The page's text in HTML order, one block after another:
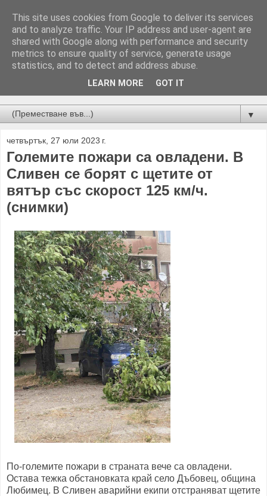
Новини от Бургас, страната и света!
▼
четвъртък, 27 юли 2023 г.
Големите пожари са овладени. В
Сливен се борят с щетите от
вятър със скорост 125 км/ч.
(снимки)
По-големите пожари в страната вече са овладени.
Остава тежка обстановката край село Дъбовец, община
Любимец. В Сливен аварийни екипи отстраняват щетите
This site uses cookies from Google to deliver its services
and to analyze traffic. Your IP address and user-agent are
shared with Google along with performance and security
metrics to ensure quality of service, generate usage
statistics, and to detect and address abuse.
LEARN MORE GOT IT